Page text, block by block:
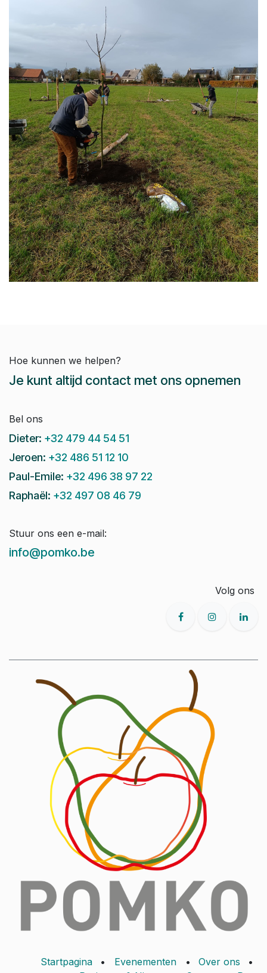
Hoe kunnen we helpen?
Je kunt altijd contact met ons opnemen
Bel ons
Dieter: +32 479 44 54 51
Jeroen: +32 486 51 12 10
Paul-Emile: +32 496 38 97 22
Raphaël: +32 497 08 46 79
Stuur ons een e-mail:
info@pomko.be
Volg ons
Startpagina • Evenementen • Over ons
•